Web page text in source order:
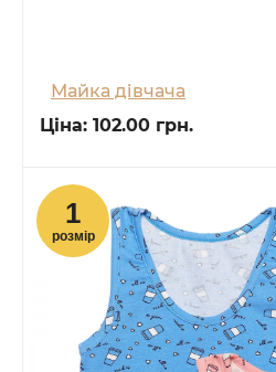
Майка дівчача
Ціна: 102.00 грн.